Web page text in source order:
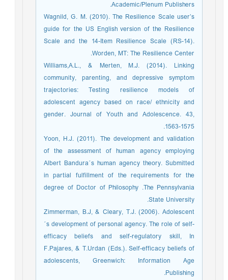
Academic/Plenum Publishers.
Wagnild, G. M. (2010). The Resilience Scale user’s
guide for the US English version of the Resilience
Scale and the 14-Item Resilience Scale (RS-14).
Worden, MT: The Resilience Center.
Williams,A.L., & Merten, M.J. (2014). Linking
community, parenting, and depressive symptom
trajectories: Testing resilience models of
adolescent agency based on race/ ethnicity and
gender. Journal of Youth and Adolescence. 43,
1563-1575.
Yoon, H.J. (2011). The development and validation
of the assessment of human agency employing
Albert Bandura´s human agency theory. Submitted
in partial fulfillment of the requirements for the
degree of Doctor of Philosophy .The Pennsylvania
State University.
Zimmerman, B.J, & Cleary, T.J. (2006). Adolescent
´s development of personal agency. The role of self-
efficacy beliefs and self-regulatory skill, In
F.Pajares, & T.Urdan (Eds.). Self-efficacy beliefs of
adolescents, Greenwich: Information Age
Publishing.